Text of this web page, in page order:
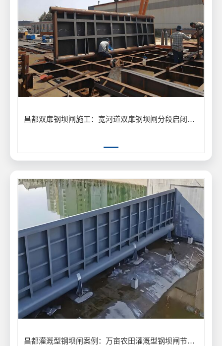
昌都双扉钢坝闸施工：宽河道双扉钢坝闸分段启闭防洪工程应用
昌都灌溉型钢坝闸案例：万亩农田灌溉型钢坝闸节水供水工程